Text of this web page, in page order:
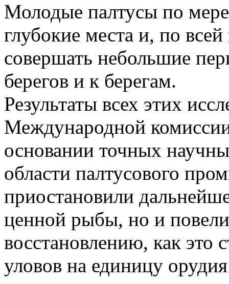
Молодые палтусы по мере
глубокие места и, по
совершать небольшие
берегов и к берегам.
Результаты всех этих
Международной
основании точных
области палтусового
приостановили
ценной рыбы, но и
восстановлению, как это
уловов на единицу